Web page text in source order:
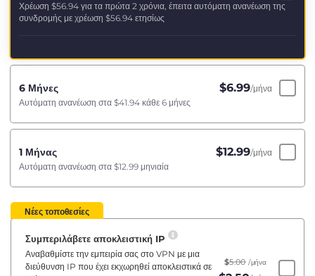
Χρέωση $56.94 για τα πρώτα 2 χρόνια, έπειτα αυτόματη ανανέωση της
συνδρομής με χρέωση $56.94 ετησίως
6 Μήνες $6.99/μήνα
Αυτόματη ανανέωση στα $41.94 κάθε 6 μήνες
1 Μήνας $12.99/μήνα
Αυτόματη ανανέωση στα $12.99 μηνιαία
Νέες τοποθεσίες
Συμπεριλάβετε αποκλειστική IP
Αναβαθμίστε την εμπειρία σας στο VPN με μια
διεύθυνση IP που έχει εκχωρηθεί αποκλειστικά σε
$5.00 /μήνα